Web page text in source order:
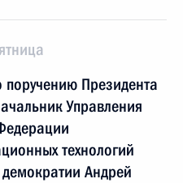
Президента
Управления
технологий
Андрей